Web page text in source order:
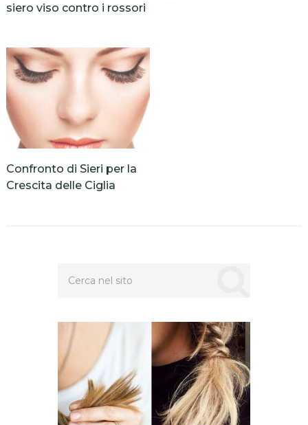
siero viso contro i rossori
Confronto di Sieri per la
Crescita delle Ciglia